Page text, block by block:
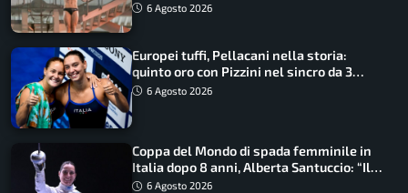
6 Agosto 2026
Europei tuffi, Pellacani nella storia:
quinto oro con Pizzini nel sincro da 3
metri
6 Agosto 2026
Coppa del Mondo di spada femminile in
Italia dopo 8 anni, Alberta Santuccio: “Il
lavoro dà sempre i suoi frutti”
6 Agosto 2026